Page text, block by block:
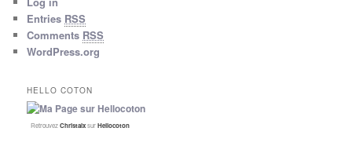
Entries RSS
Comments RSS
WordPress.org
HELLO COTON
RetrouvezChristalxsurHellocoton